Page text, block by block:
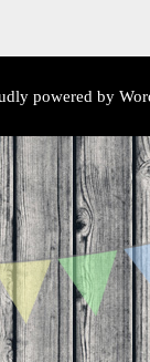
powered by